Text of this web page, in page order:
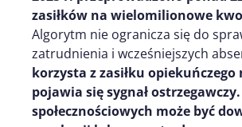
zasiłków na wielomilionowe
Algorytm nie ogranicza się do
zatrudnienia i wcześniejszych
korzysta z zasiłku
pojawia się sygnał
społecznościowych może być